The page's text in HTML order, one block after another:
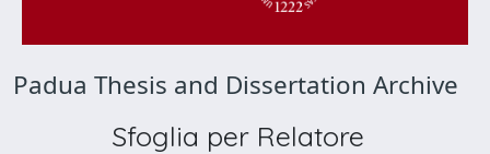
Padua Thesis and Dissertation Archive
Sfoglia per Relatore